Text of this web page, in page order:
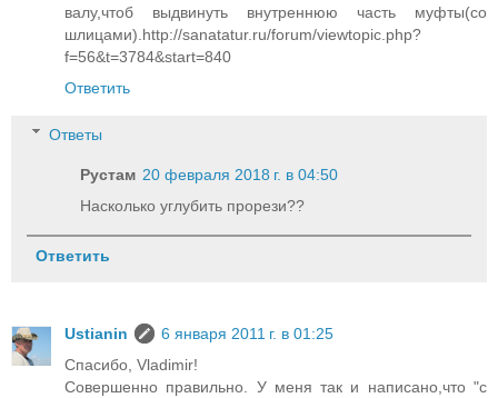
валу,чтоб выдвинуть внутреннюю часть муфты(со
шлицами).http://sanatatur.ru/forum/viewtopic.php?
f=56&t=3784&start=840
Ответить
Ответы
Рустам 20 февраля 2018 г. в 04:50
Насколько углубить прорези??
Ответить
Ustianin
6 января 2011 г. в 01:25
Спасибо, Vladimir!
Совершенно правильно. У меня так и написано,что "с